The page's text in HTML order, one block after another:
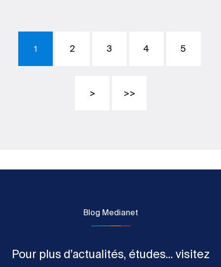
1 2 3 4 5
> >>
Blog Medianet
Pour plus d’actualités, études... visitez